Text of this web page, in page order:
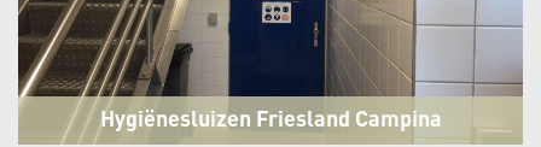
Hygiënesluizen Friesland Campina